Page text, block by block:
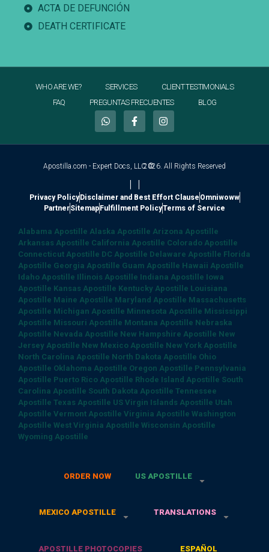
ACTA DE DEFUNCIÓN
DEATH CERTIFICATE
WHO ARE WE? SERVICES
CLIENT TESTIMONIALS
FAQ
PREGUNTAS FRECUENTES BLOG
Apostilla.com - Expert Docs, LLC ©2026. All Rights Reserved
| |
Privacy PolicyDisclaimer and Best Effort Clause Omniwoww
PartnerSitemapFulfillment PolicyTerms of Service
Alabama Apostille Alaska Apostille Arizona Apostille
Arkansas Apostille California Apostille Colorado Apostille
Connecticut Apostille DC Apostille Delaware Apostille Florida
Apostille Georgia Apostille Guam Apostille Hawaii Apostille
Idaho Apostille Illinois Apostille Indiana Apostille Iowa
Apostille Kansas Apostille Kentucky Apostille Louisiana
Apostille Maine Apostille Maryland Apostille Massachusetts
Apostille Michigan Apostille Minnesota Apostille Mississippi
Apostille Missouri Apostille Montana Apostille Nebraska
Apostille Nevada Apostille New Hampshire Apostille New
Jersey Apostille New Mexico Apostille New York Apostille
North Carolina Apostille North Dakota Apostille Ohio
Apostille Oklahoma Apostille Oregon Apostille Pennsylvania
Apostille Puerto Rico Apostille Rhode Island Apostille South
Carolina Apostille South Dakota Apostille Tennessee
Apostille Texas Apostille US Virgin Islands Apostille Utah
Apostille Vermont Apostille Virginia Apostille Washington
Apostille West Virginia Apostille Wisconsin Apostille
Wyoming Apostille
ORDER NOW US APOSTILLE
MEXICO APOSTILLE TRANSLATIONS
APOSTILLE PHOTOCOPIES ESPAÑOL